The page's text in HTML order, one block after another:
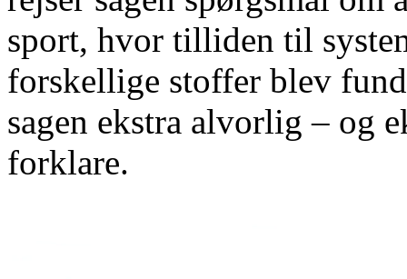
sport, hvor tilliden til
forskellige stoffer blev
sagen ekstra alvorlig – og
forklare.